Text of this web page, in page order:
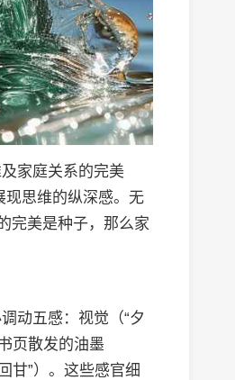
家庭关系的完美
现思维的纵深感。无
完美是种子，那么家
动五感：视觉（“夕
页散发的油墨
甘”）。这些感官细